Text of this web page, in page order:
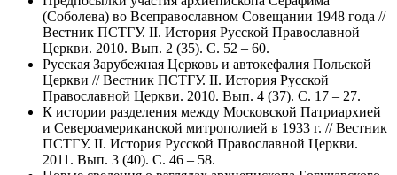
(Соболева) во Всеправославном Совещании 1948 года //
Вестник ПСТГУ. II. История Русской Православной
Церкви. 2010. Вып. 2 (35). С. 52 – 60.
Русская Зарубежная Церковь и автокефалия Польской
Церкви // Вестник ПСТГУ. II. История Русской
Православной Церкви. 2010. Вып. 4 (37). С. 17 – 27.
К истории разделения между Московской Патриархией
и Североамериканской митрополией в 1933 г. // Вестник
ПСТГУ. II. История Русской Православной Церкви.
2011. Вып. 3 (40). С. 46 – 58.